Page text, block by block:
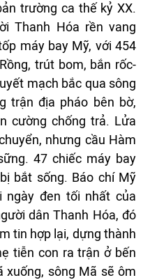
trường ca thế kỷ XX.
Thanh Hóa rền vang
máy bay Mỹ, với 454
trút bom, bắn rốc-
mạch bắc qua sông
trận địa pháo bên bờ,
cường chống trả. Lửa
nhưng cầu Hàm
47 chiếc máy bay
bắt sống. Báo chí Mỹ
ngày đen tối nhất của
dân Thanh Hóa, đó
tin hợp lại, dựng thành
tiễn con ra trận ở bến
xuống, sông Mã sẽ ôm